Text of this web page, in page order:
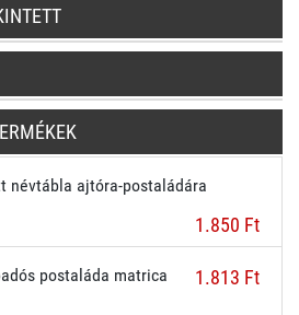
névtábla ajtóra-postaládára
1.850 Ft
postaláda matrica 1.813 Ft